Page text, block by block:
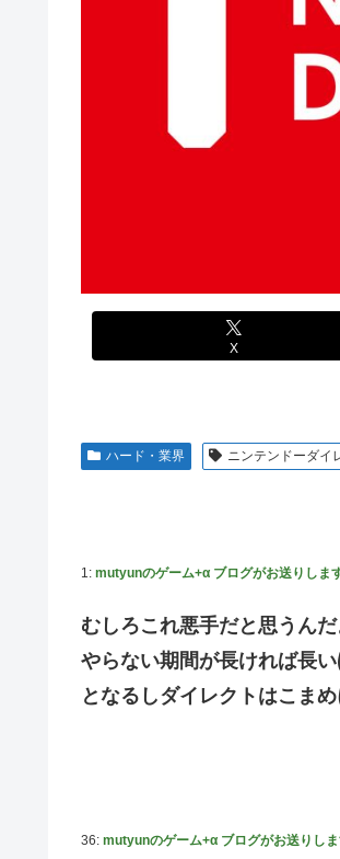
【ウマ娘】海外の絵師が描いた味
【速報】超かぐや姫さん、とんで
【動画】ブラジルの女子フットサ
【ウマ娘】セイちゃんの攻撃力を見
【悲報】人気配信者「はっきり言
【遊戯王】なんか「ウィッチクラフ
【衝撃動画】トラック事故で車が
【画像】日本ってなんでここ埋め立
【画像】こんな感じのクルマで車中
【画像】ファーストサマーウイカ、
【画像】前田敦子さん、脚が長す
【画像】元モデルのTBS新人アナさ
テレビ大好き高齢者の｢テレビ離れ
【画像】日本のセクシー過ぎる女
【にじさんじ】Cellmates、NG行
X
ハード・業界 ニンテンドーダイ
1: mutyunのゲーム+α ブログがお送りします
むしろこれ悪手だと思うん
やらない期間が長ければ長
となるしダイレクトはこま
36: mutyunのゲーム+α ブログがお送りしま